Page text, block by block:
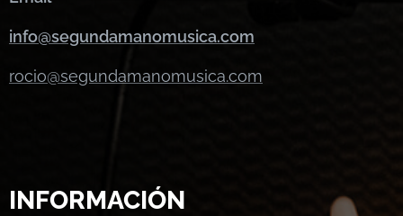
info@segundamanomusica.com
rocio@segundamanomusica.com
INFORMACIÓN